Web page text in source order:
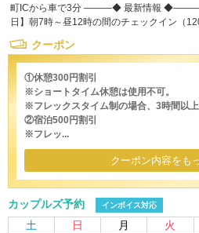
町ICから車で3分 ―――◆ 最新情報 ◆―――
日】朝7時～昼12時の間のチェックイン（
クーポン
①休憩300円割引
※ショートタイム休憩は使用不可。
※フレックスタイム制の場合、3時間以上
②宿泊500円割引
※フレッ...
クーポン内容をも
カップルズ予約 インボイス対応
土 日 月 火